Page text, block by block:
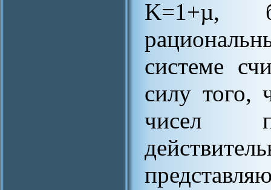
K=1+µ,
системе
силу того,
чисел